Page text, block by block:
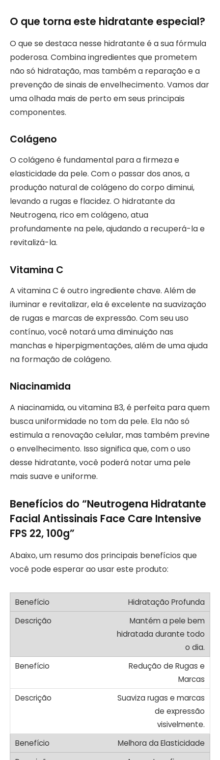
O que torna este hidratante especial?
O que se destaca nesse hidratante é a sua fórmula
poderosa. Combina ingredientes que prometem
não só hidratação, mas também a reparação e a
prevenção de sinais de envelhecimento. Vamos dar
uma olhada mais de perto em seus principais
componentes.
Colágeno
O colágeno é fundamental para a firmeza e
elasticidade da pele. Com o passar dos anos, a
produção natural de colágeno do corpo diminui,
levando a rugas e flacidez. O hidratante da
Neutrogena, rico em colágeno, atua
profundamente na pele, ajudando a recuperá-la e
revitalizá-la.
Vitamina C
A vitamina C é outro ingrediente chave. Além de
iluminar e revitalizar, ela é excelente na suavização
de rugas e marcas de expressão. Com seu uso
contínuo, você notará uma diminuição nas
manchas e hiperpigmentações, além de uma ajuda
na formação de colágeno.
Niacinamida
A niacinamida, ou vitamina B3, é perfeita para quem
busca uniformidade no tom da pele. Ela não só
estimula a renovação celular, mas também previne
o envelhecimento. Isso significa que, com o uso
desse hidratante, você poderá notar uma pele
mais suave e uniforme.
Benefícios do “Neutrogena Hidratante
Facial Antissinais Face Care Intensive
FPS 22, 100g”
Abaixo, um resumo dos principais benefícios que
você pode esperar ao usar este produto:
Hidratação Profunda
Mantém a pele bem
hidratada durante todo
o dia.
Redução de Rugas e
Marcas
Suaviza rugas e marcas
de expressão
visivelmente.
Melhora da Elasticidade